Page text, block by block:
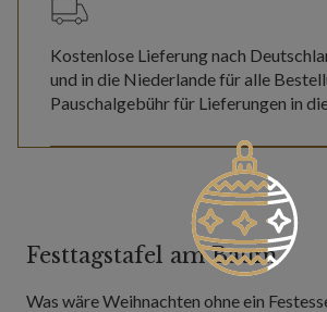
Kostenlose Lieferung nach
und in die Niederlande für alle
Pauschalgebühr für Lieferungen in
Festtagstafel am Baum
Was wäre Weihnachten ohne ein